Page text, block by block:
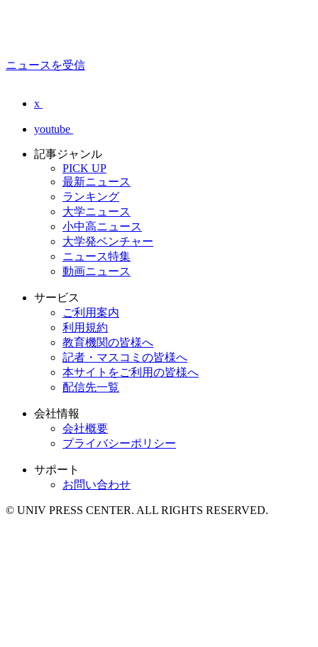
ニュースを受信
x
youtube
記事ジャンル
PICK UP
最新ニュース
ランキング
大学ニュース
小中高ニュース
大学発ベンチャー
ニュース特集
動画ニュース
サービス
ご利用案内
利用規約
教育機関の皆様へ
記者・マスコミの皆様へ
本サイトをご利用の皆様へ
配信先一覧
会社情報
会社概要
プライバシーポリシー
サポート
お問い合わせ
© UNIV PRESS CENTER. ALL RIGHTS RESERVED.